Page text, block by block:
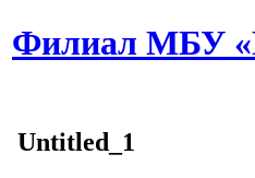
Филиал МБУ
Untitled_1